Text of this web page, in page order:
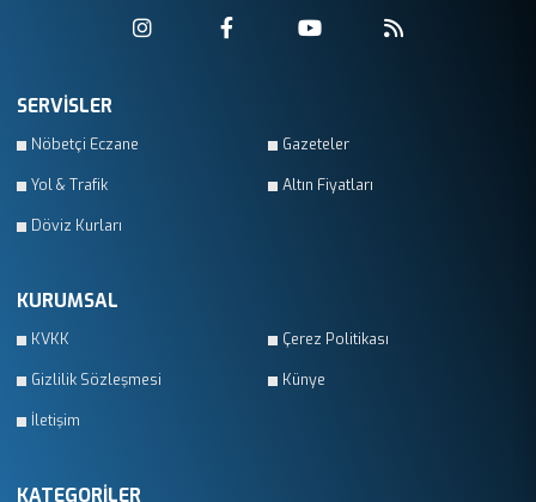
SERVİSLER
Nöbetçi Eczane Gazeteler
Yol & Trafik Altın Fiyatları
Döviz Kurları
KURUMSAL
KVKK Çerez Politikası
Gizlilik Sözleşmesi Künye
İletişim
KATEGORİLER